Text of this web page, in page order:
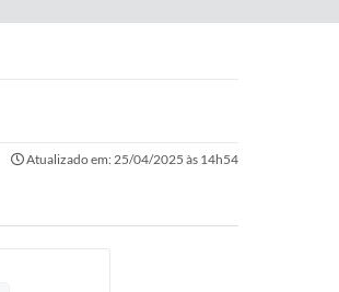
Atualizado em: 25/04/2025 às 14h54